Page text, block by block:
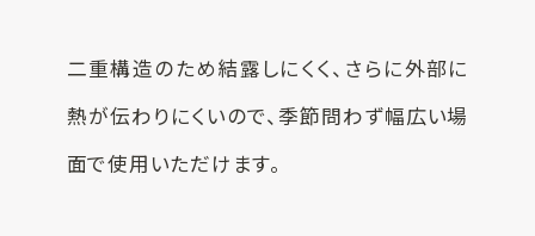
二重構造のため結露しにくく、さらに外部に
熱が伝わりにくいので、季節問わず幅広い場
面で使用いただけます。